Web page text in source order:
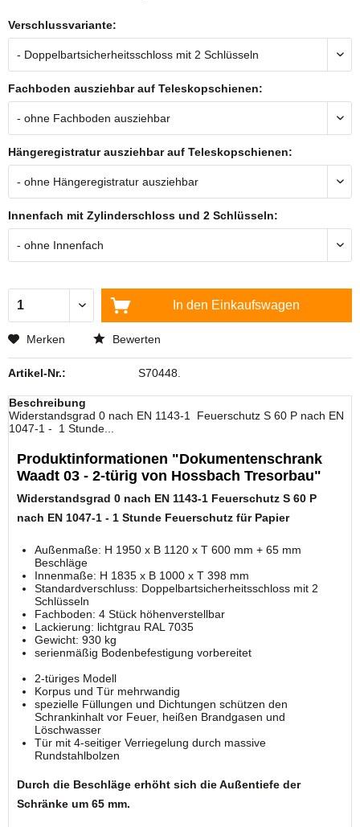
Verschlussvariante:
Fachboden ausziehbar auf Teleskopschienen:
Hängeregistratur ausziehbar auf Teleskopschienen:
Innenfach mit Zylinderschloss und 2 Schlüsseln:
In den Einkaufswagen
Merken Bewerten
Artikel-Nr.: S70448.
Beschreibung
Widerstandsgrad 0 nach EN 1143-1 Feuerschutz S 60 P nach EN
1047-1 - 1 Stunde...
Produktinformationen "Dokumentenschrank
Waadt 03 - 2-türig von Hossbach Tresorbau"
Widerstandsgrad 0 nach EN 1143-1 Feuerschutz S 60 P
nach EN 1047-1 - 1 Stunde Feuerschutz für Papier
Außenmaße: H 1950 x B 1120 x T 600 mm + 65 mm
Beschläge
Innenmaße: H 1835 x B 1000 x T 398 mm
Standardverschluss: Doppelbartsicherheitsschloss mit 2
Schlüsseln
Fachboden: 4 Stück höhenverstellbar
Lackierung: lichtgrau RAL 7035
Gewicht: 930 kg
serienmäßig Bodenbefestigung vorbereitet
2-türiges Modell
Korpus und Tür mehrwandig
spezielle Füllungen und Dichtungen schützen den
Schrankinhalt vor Feuer, heißen Brandgasen und
Löschwasser
Tür mit 4-seitiger Verriegelung durch massive
Rundstahlbolzen
Durch die Beschläge erhöht sich die Außentiefe der
Schränke um 65 mm.